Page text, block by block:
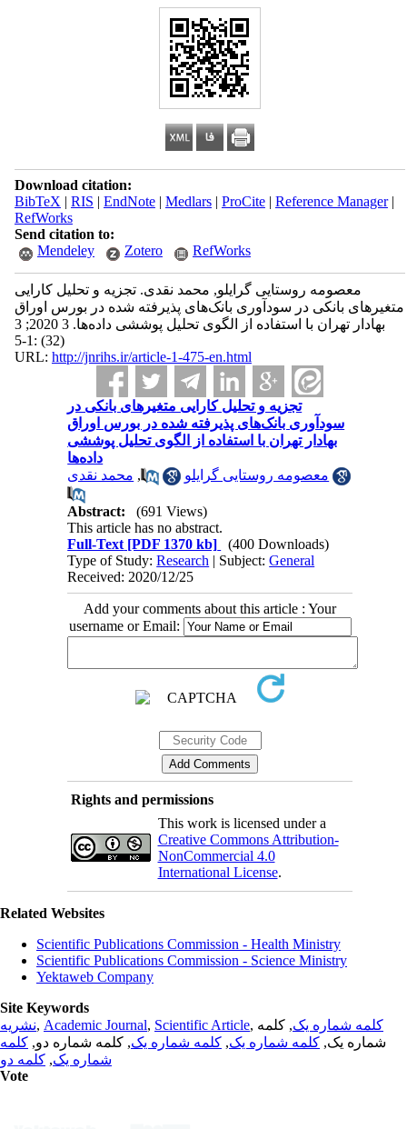
Download citation:
BibTeX | RIS | EndNote| Medlars| ProCite| Reference Manager|
RefWorks
Send citation to:
Mendeley
Zotero RefWorks
معصومه روستایی گرایلو, محمد نقدی. تجزیه و تحلیل کارایی
متغیرهای بانکی در سودآوری بانک‌های پذیرفته شده در بورس اوراق
بهادار تهران با استفاده از الگوی تحلیل پوششی داده‌ها. 3 2020; 3
(32) :1-5
URL: http://jnrihs.ir/article-1-475-en.html
تجزیه و تحلیل کارایی متغیرهای بانکی در
سودآوری بانک‌های پذیرفته شده در بورس اوراق
بهادار تهران با استفاده از الگوی تحلیل پوششی
داده‌ها
معصومه روستایی گرایلو
, محمد نقدی
Abstract:
(691 Views)
This article has no abstract.
Full-Text [PDF 1370 kb]
(400 Downloads)
Type of Study:Research | Subject:General
Received: 2020/12/25
Add your comments about this article : Your
username or Email:
Rights and permissions
This work is licensed under a
Creative Commons Attribution-
NonCommercial 4.0
International License.
Related Websites
Scientific Publications Commission - Health Ministry
Scientific Publications Commission - Science Ministry
Yektaweb Company
Site Keywords
نشریه, Academic Journal, Scientific Article, کلمه شماره یک, کلمه
شماره یک, کلمه شماره یک, کلمه شماره یک, کلمه شماره دو, کلمه
شماره یک, کلمه دو
Vote